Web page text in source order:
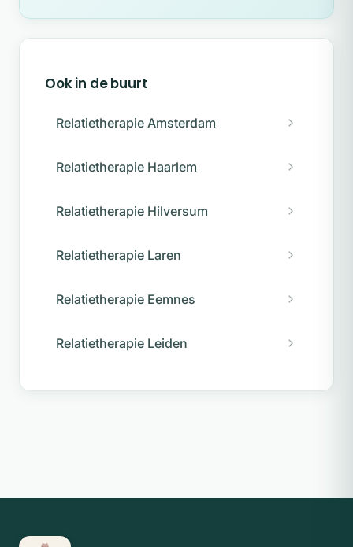
Ook in de buurt
Relatietherapie Amsterdam
Relatietherapie Haarlem
Relatietherapie Hilversum
Relatietherapie Laren
Relatietherapie Eemnes
Relatietherapie Leiden